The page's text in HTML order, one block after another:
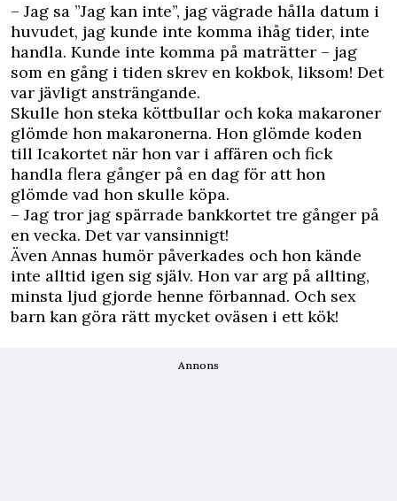
– Jag sa ”Jag kan inte”, jag vägrade hålla datum i
huvudet, jag kunde inte komma ihåg tider, inte
handla. Kunde inte komma på maträtter – jag
som en gång i tiden skrev en kokbok, liksom! Det
var jävligt ansträngande.
Skulle hon steka köttbullar och koka makaroner
glömde hon makaronerna. Hon glömde koden
till Icakortet när hon var i affären och fick
handla flera gånger på en dag för att hon
glömde vad hon skulle köpa.
– Jag tror jag spärrade bankkortet tre gånger på
en vecka. Det var vansinnigt!
Även Annas humör påverkades och hon kände
inte alltid igen sig själv. Hon var arg på allting,
minsta ljud gjorde henne förbannad. Och sex
barn kan göra rätt mycket oväsen i ett kök!
Annons